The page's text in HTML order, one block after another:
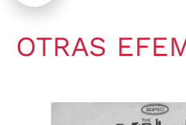
OTRAS